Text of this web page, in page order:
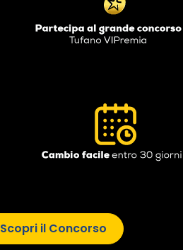
Scopri il Concorso